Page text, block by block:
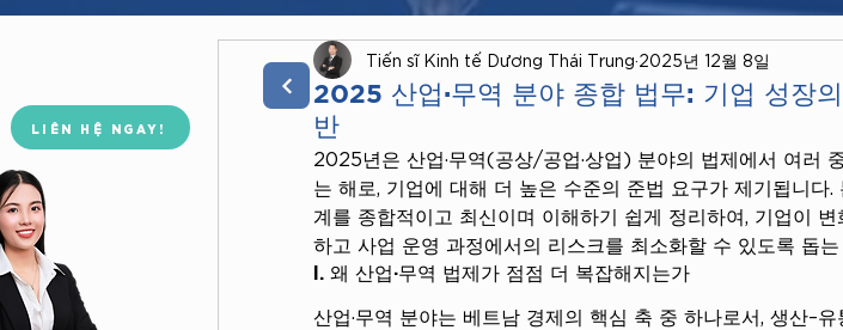
2025 산업·무역 분야 종합 법무: 기업 성장의
반
Tiến sĩ Kinh tế Dương Thái Trung 2025년 12월 8일
2025년은 산업·무역(공상/공업·상업) 분야의 법제에서 여러
는 해로, 기업에 대해 더 높은 수준의 준법 요구가 제기됩니다.
계를 종합적이고 최신이며 이해하기 쉽게 정리하여, 기업이
하고 사업 운영 과정에서의 리스크를 최소화할 수 있도록 돕
I. 왜 산업·무역 법제가 점점 더 복잡해지는가
산업·무역 분야는 베트남 경제의 핵심 축 중 하나로서, 생산–
LIÊN HỆ NGAY!